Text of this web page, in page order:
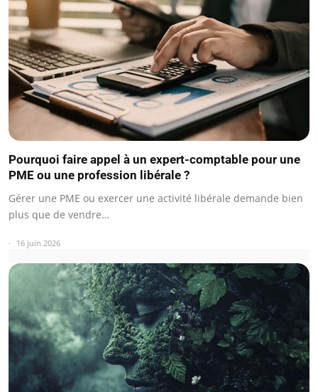
Pourquoi faire appel à un expert-comptable pour une
PME ou une profession libérale ?
Gérer une PME ou exercer une activité libérale demande bien
plus que de vendre…
16 juin 2026